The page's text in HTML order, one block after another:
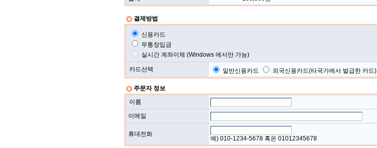
결제방법
신용카드
무통장입금
실시간 계좌이체 (Windows 에서만 가능)
카드선택 일반신용카드 외국신용카드(타국가에서 발급한 카드)
주문자 정보
이름
이메일
휴대전화
예) 010-1234-5678 혹은 01012345678